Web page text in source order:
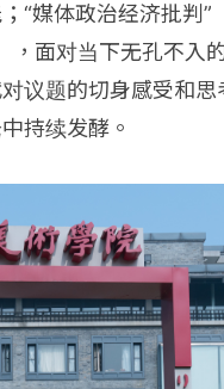
“媒体政治经济批判
面对当下无孔不入
议题的切身感受和
持续发酵。